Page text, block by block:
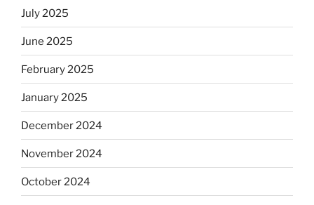
July 2025
June 2025
February 2025
January 2025
December 2024
November 2024
October 2024